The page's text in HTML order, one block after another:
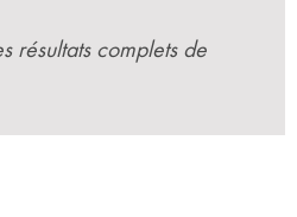
résultats complets de